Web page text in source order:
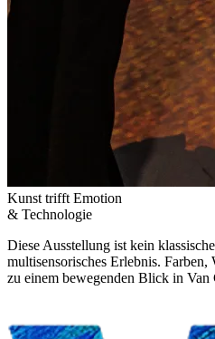
Kunst trifft Emotion
& Technologie
Diese Ausstellung ist kein
multisensorisches Erlebnis.
zu einem bewegenden Blick in Van